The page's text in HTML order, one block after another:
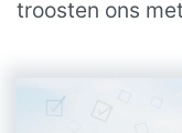
troosten ons